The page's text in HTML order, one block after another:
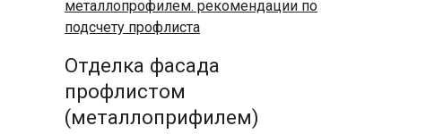
Отделка фасада
профлистом
(металлоприфилем)